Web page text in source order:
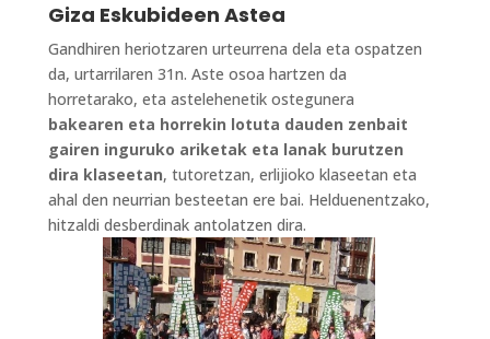
Giza Eskubideen Astea
Gandhiren heriotzaren urteurrena dela eta ospatzen
da, urtarrilaren 31n. Aste osoa hartzen da
horretarako, eta astelehenetik ostegunera
bakearen eta horrekin lotuta dauden zenbait
gairen inguruko ariketak eta lanak burutzen
dira klaseetan, tutoretzan, erlijioko klaseetan eta
ahal den neurrian besteetan ere bai. Helduenentzako,
hitzaldi desberdinak antolatzen dira.